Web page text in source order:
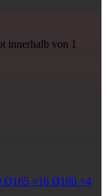
innerhalb von 1
Ø165 ×16 Ø180 ×4